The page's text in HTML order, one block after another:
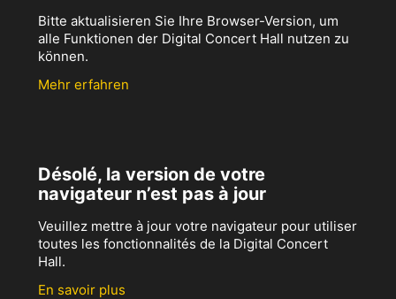
Bitte aktualisieren Sie Ihre Browser-Version, um
alle Funktionen der Digital Concert Hall nutzen zu
können.
Mehr erfahren
Désolé, la version de votre
navigateur n’est pas à jour
Veuillez mettre à jour votre navigateur pour utiliser
toutes les fonctionnalités de la Digital Concert
Hall.
En savoir plus